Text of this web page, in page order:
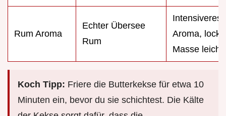
Rum Aroma
Echter Übersee
Rum
Intensiveres
Aroma,
Masse leicht
Koch Tipp: Friere die Butterkekse für etwa 10
Minuten ein, bevor du sie schichtest. Die Kälte